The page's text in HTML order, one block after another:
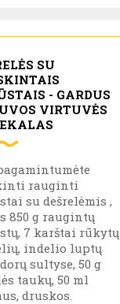
SU
- GARDUS
VIRTUVĖS
rauginti
su dešrelėmis ,
850 g raugintų
7 karštai rūkytų
indelio luptų
sultyse, 50 g
taukų, 50 ml
druskos.